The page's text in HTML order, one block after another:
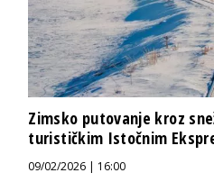
Zimsko putovanje kroz
turističkim Istočnim
09/02/2026 | 16:00